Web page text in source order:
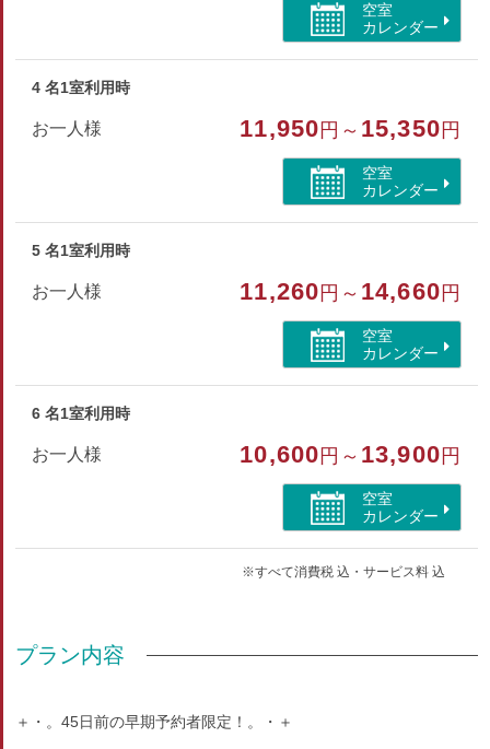
バス/トイレ/禁煙/インターネットができる部屋/バリア
空室
カレンダー
4 名1室利用時
お一人様 11,950 円～ 15,350 円
空室
カレンダー
5 名1室利用時
お一人様 11,260 円～ 14,660 円
空室
カレンダー
6 名1室利用時
お一人様 10,600 円～ 13,900 円
空室
カレンダー
※すべて消費税 込・サービス料 込
プラン内容
＋・。45日前の早期予約者限定！。・＋